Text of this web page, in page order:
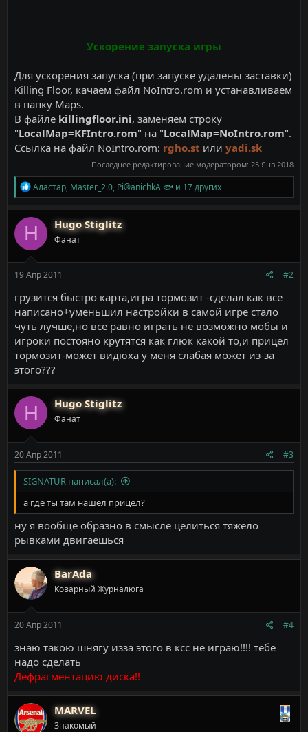
Ускорение запуска игры
Для ускорения запуска (при запуске удалены заставки)
Killing Floor, качаем файл NoIntro.rom и устанавливаем
в папку Maps.
В файле killingfloor.ini, заменяем строку
"LocalMap=KFIntro.rom" на "LocalMap=NoIntro.rom".
Ссылка на файл NoIntro.rom: rgho.st или yadi.sk
Последнее редактирование модератором: 25 Янв 2018
Р
е
а
к
ц
и
и
Аластар, Master_2.0, Pi®anichkA 🐟 и 17 других
H Hugo Stiglitz
Фанат
19 Апр 2011 #2
грузится быстро карта,игра тормозит -сделал как все
написано+уменьшил настройки в самой игре стало
чуть лучше,но все равно играть не возможно мобы и
игроки постояно крутятся как глюк какой то,и прицел
тормозит-может видюха у меня слабая может из-за
этого???
H Hugo Stiglitz
Фанат
20 Апр 2011 #3
SIGNATUR написал(а):
а где ты там нашел прицел?
ну я вообще образно в смысле целиться тяжело
рывками двигаешься
BarAda
Коварный Журналюга
20 Апр 2011 #4
знаю такою шнягу изза этого в ксс не играю!!!! тебе
надо сделать
Дефрагментацию диска!!
MARVEL
Знакомый